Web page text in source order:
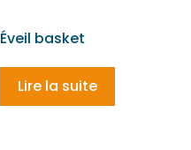
Éveil basket
Lire la suite